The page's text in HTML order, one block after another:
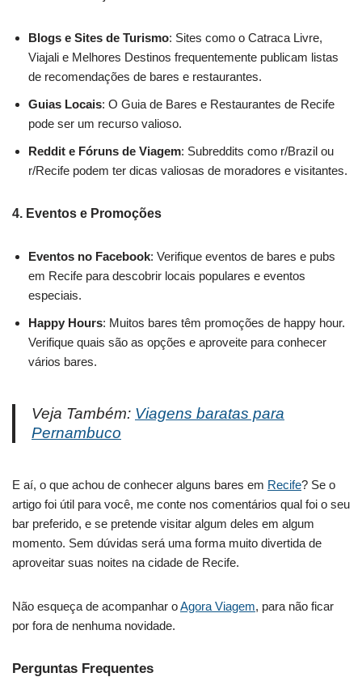
Blogs e Sites de Turismo: Sites como o Catraca Livre,
Viajali e Melhores Destinos frequentemente publicam listas
de recomendações de bares e restaurantes.
Guias Locais: O Guia de Bares e Restaurantes de Recife
pode ser um recurso valioso.
Reddit e Fóruns de Viagem: Subreddits como r/Brazil ou
r/Recife podem ter dicas valiosas de moradores e visitantes.
4. Eventos e Promoções
Eventos no Facebook: Verifique eventos de bares e pubs
em Recife para descobrir locais populares e eventos
especiais.
Happy Hours: Muitos bares têm promoções de happy hour.
Verifique quais são as opções e aproveite para conhecer
vários bares.
Veja Também: Viagens baratas para
Pernambuco
E aí, o que achou de conhecer alguns bares em Recife? Se o
artigo foi útil para você, me conte nos comentários qual foi o seu
bar preferido, e se pretende visitar algum deles em algum
momento. Sem dúvidas será uma forma muito divertida de
aproveitar suas noites na cidade de Recife.
Não esqueça de acompanhar oAgora Viagem, para não ficar
por fora de nenhuma novidade.
Perguntas Frequentes